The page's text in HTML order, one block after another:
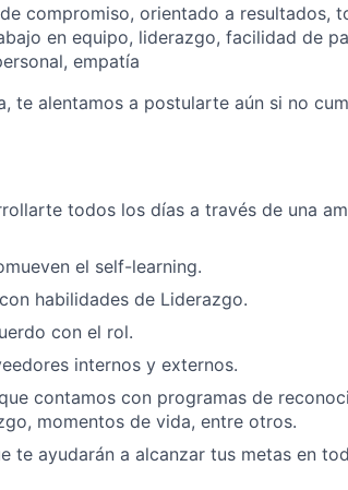
compromiso, orientado a resultados,
en equipo, liderazgo, facilidad de
empatía
te alentamos a postularte aún si no
todos los días a través de una
el self-learning.
habilidades de Liderazgo.
con el rol.
internos y externos.
contamos con programas de
momentos de vida, entre otros.
te ayudarán a alcanzar tus metas en